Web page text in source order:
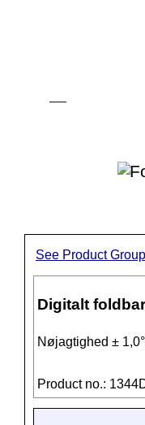
See Product Group
Digitalt
Nøjagtighed ±
Product no.: